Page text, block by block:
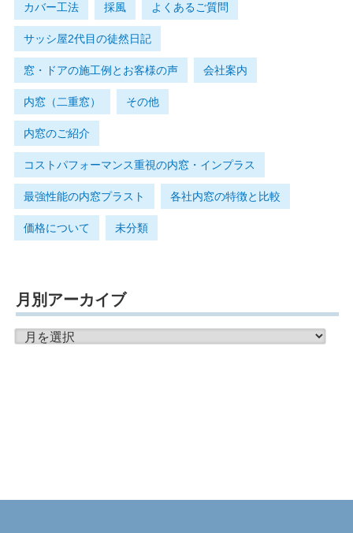
カバー工法 採風 よくあるご質問
サッシ屋2代目の徒然日記
窓・ドアの施工例とお客様の声
内窓（二重窓） その他
会社案内
内窓のご紹介
コストパフォーマンス重視の内窓・インプラス
最強性能の内窓プラスト 各社内窓の特徴と比較
価格について 未分類
月別アーカイブ
月
別